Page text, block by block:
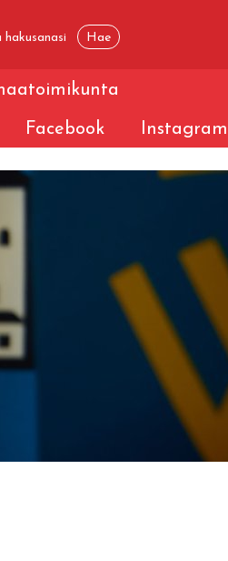
Facebook Instagram